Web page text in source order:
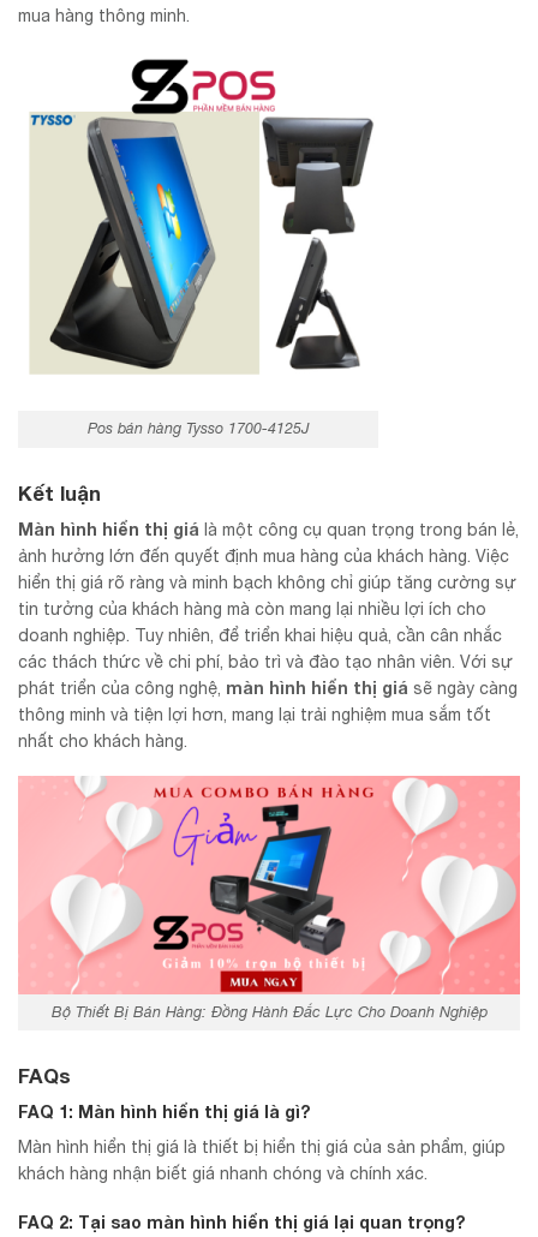
mua hàng thông minh.
Pos bán hàng Tysso 1700-4125J
Kết luận
Màn hình hiển thị giá là một công cụ quan trọng trong bán lẻ,
ảnh hưởng lớn đến quyết định mua hàng của khách hàng. Việc
hiển thị giá rõ ràng và minh bạch không chỉ giúp tăng cường sự
tin tưởng của khách hàng mà còn mang lại nhiều lợi ích cho
doanh nghiệp. Tuy nhiên, để triển khai hiệu quả, cần cân nhắc
các thách thức về chi phí, bảo trì và đào tạo nhân viên. Với sự
phát triển của công nghệ, màn hình hiển thị giá sẽ ngày càng
thông minh và tiện lợi hơn, mang lại trải nghiệm mua sắm tốt
nhất cho khách hàng.
Bộ Thiết Bị Bán Hàng: Đồng Hành Đắc Lực Cho Doanh Nghiệp
FAQs
FAQ 1: Màn hình hiển thị giá là gì?
Màn hình hiển thị giá là thiết bị hiển thị giá của sản phẩm, giúp
khách hàng nhận biết giá nhanh chóng và chính xác.
FAQ 2: Tại sao màn hình hiển thị giá lại quan trọng?